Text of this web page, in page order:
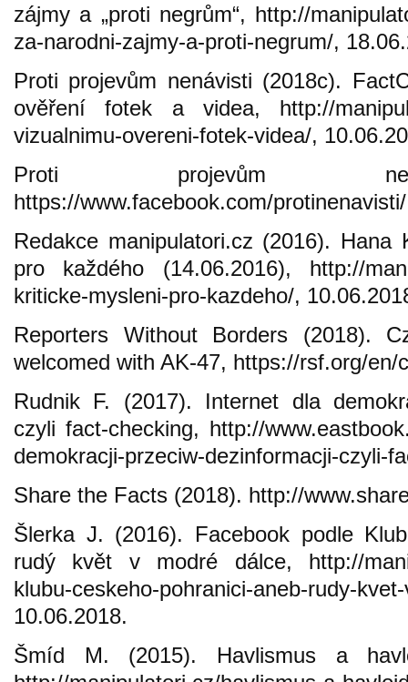
zájmy a „proti negrům“, http://
za-narodni-zajmy-a-proti-negrum/,
Proti projevům nenávisti (2018c).
ověření fotek a videa, http://
vizualnimu-overeni-fotek-videa/,
Proti projevům
https://www.facebook.com/
Redakce manipulatori.cz (2016). Hana
pro každého (14.06.2016), http://
kriticke-mysleni-pro-kazdeho/,
Reporters Without Borders (2018).
welcomed with AK-47, https://rsf.org/en/
Rudnik F. (2017). Internet dla
czyli fact-checking, http://
demokracji-przeciw-dezinformacji-czyli-
Share the Facts (2018). http://
Šlerka J. (2016). Facebook podle
rudý květ v modré dálce, http://
klubu-ceskeho-pohranici-aneb-rudy-
10.06.2018.
Šmíd M. (2015). Havlismus a